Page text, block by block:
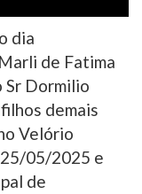
dia
de Fatima
Sr Dormilio
demais
Velório
05/2025 e
de